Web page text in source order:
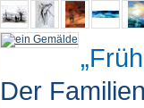
Der